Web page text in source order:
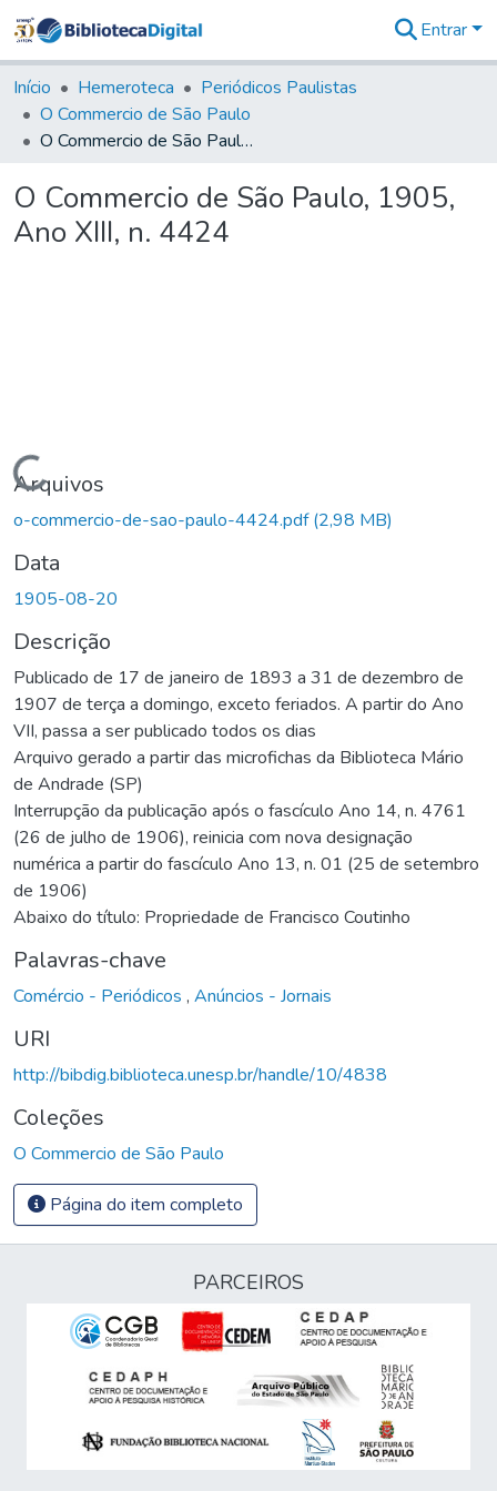
&
Coleções
Tudo na
Biblioteca
Estatísticas
Entrar
Início Hemeroteca
Periódicos Paulistas
O Commercio de São Paulo
O Commercio de São Paulo, 1905, Ano XIII, n. 4424
O Commercio de São Paulo, 1905,
Ano XIII, n. 4424
Carregando...
Arquivos
o-commercio-de-sao-paulo-4424.pdf(2,98 MB)
Data
1905-08-20
Descrição
Publicado de 17 de janeiro de 1893 a 31 de dezembro de
1907 de terça a domingo, exceto feriados. A partir do Ano
VII, passa a ser publicado todos os dias
Arquivo gerado a partir das microfichas da Biblioteca Mário
de Andrade (SP)
Interrupção da publicação após o fascículo Ano 14, n. 4761
(26 de julho de 1906), reinicia com nova designação
numérica a partir do fascículo Ano 13, n. 01 (25 de setembro
de 1906)
Abaixo do título: Propriedade de Francisco Coutinho
Palavras-chave
Comércio - Periódicos , Anúncios - Jornais
URI
http://bibdig.biblioteca.unesp.br/handle/10/4838
Coleções
O Commercio de São Paulo
Página do item completo
PARCEIROS